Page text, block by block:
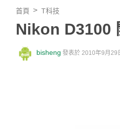
首頁 T科技
Nikon D3100
bisheng 發表於 2010年9月29